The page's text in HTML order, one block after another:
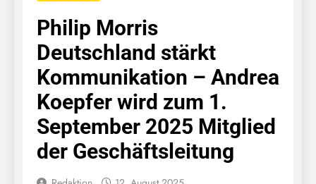
Philip Morris
Deutschland stärkt
Kommunikation – Andrea
Koepfer wird zum 1.
September 2025 Mitglied
der Geschäftsleitung